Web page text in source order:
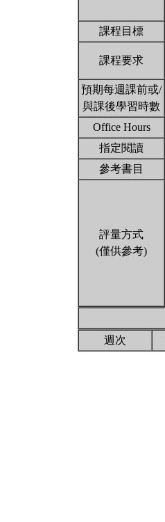
課程目標
課程要求
預期每週課前或/
與課後學習時數
Office Hours
指定閱讀
參考書目
評量方式
(僅供參考)
週次